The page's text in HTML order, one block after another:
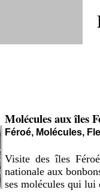
Molécules aux îles
Féroé, Molécules,
Visite des îles
nationale aux
ses molécules qui lui